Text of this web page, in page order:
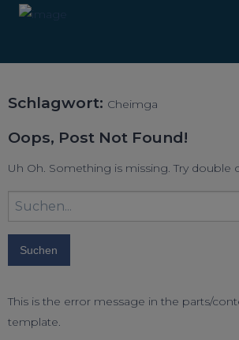
Schlagwort: Cheimga
Oops, Post Not Found!
Uh Oh. Something is missing. Try double
Suchbegriff
eingeben:
This is the error message in the parts/
template.